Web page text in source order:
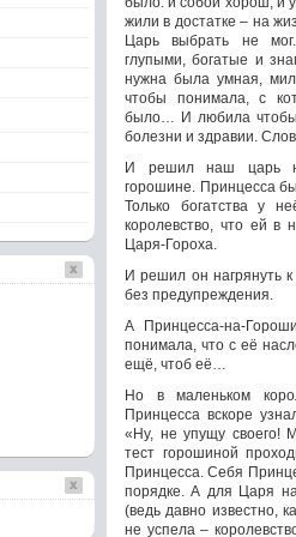
жили в достатке – на
Царь выбрать не
глупыми, богатые и
нужна была умная,
чтобы понимала, с
было… И любила чтобы,
болезни и здравии.
И решил наш царь
горошине. Принцесса
Только богатства у
королевство, что ей в
Царя-Гороха.
И решил он нагрянуть
без предупреждения.
А Принцесса-на-
понимала, что с её
ещё, чтоб её…
Но в маленьком
Принцесса вскоре
«Ну, не упущу своего!
тест горошиной
Принцесса. Себя
порядке. А для Царя
(ведь давно известно,
не успела –